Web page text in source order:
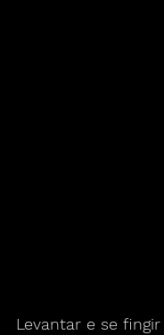
Levantar e se